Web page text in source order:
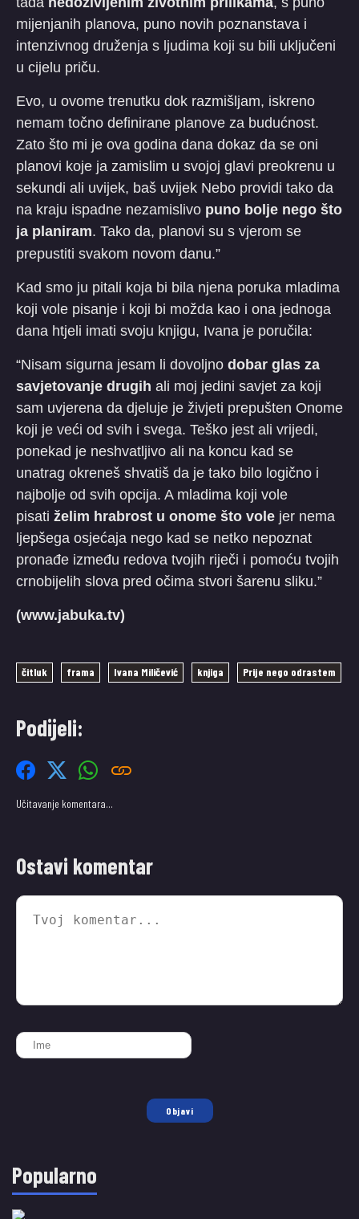
mijenjanih planova, puno novih poznanstava i
intenzivnog druženja s ljudima koji su bili uključeni
u cijelu priču.
Evo, u ovome trenutku dok razmišljam, iskreno
nemam točno definirane planove za budućnost.
Zato što mi je ova godina dana dokaz da se oni
planovi koje ja zamislim u svojoj glavi preokrenu u
sekundi ali uvijek, baš uvijek Nebo providi tako da
na kraju ispadne nezamislivo puno bolje nego što
ja planiram. Tako da, planovi su s vjerom se
prepustiti svakom novom danu.”
Kad smo ju pitali koja bi bila njena poruka mladima
koji vole pisanje i koji bi možda kao i ona jednoga
dana htjeli imati svoju knjigu, Ivana je poručila:
“Nisam sigurna jesam li dovoljno dobar glas za
savjetovanje drugih ali moj jedini savjet za koji
sam uvjerena da djeluje je živjeti prepušten Onome
koji je veći od svih i svega. Teško jest ali vrijedi,
ponekad je neshvatljivo ali na koncu kad se
unatrag okreneš shvatiš da je tako bilo logično i
najbolje od svih opcija. A mladima koji vole
pisati želim hrabrost u onome što vole jer nema
ljepšega osjećaja nego kad se netko nepoznat
pronađe između redova tvojih riječi i pomoću tvojih
crnobijelih slova pred očima stvori šarenu sliku.”
(www.jabuka.tv)
čitluk frama Ivana Miličević knjiga Prije nego odrastem
Podijeli:
Učitavanje komentara…
Ostavi komentar
Objavi
Popularno